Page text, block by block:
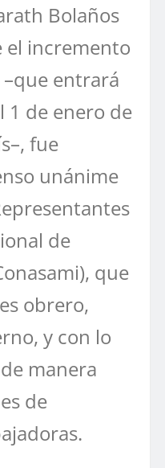
Bolaños
el incremento
entrará
1 de enero de
fue
unánime
de
que
obrero,
y con lo
manera
de